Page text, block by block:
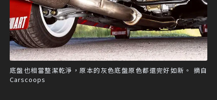
底盤也相當整潔乾淨，原本的灰色底盤原色都還完好如新。 摘自
Carscoops